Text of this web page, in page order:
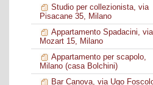
Studio per collezionista, via
Pisacane 35, Milano
Appartamento Spadacini, via
Mozart 15, Milano
Appartamento per scapolo,
Milano (casa Bolchini)
Bar Canova, via Ugo